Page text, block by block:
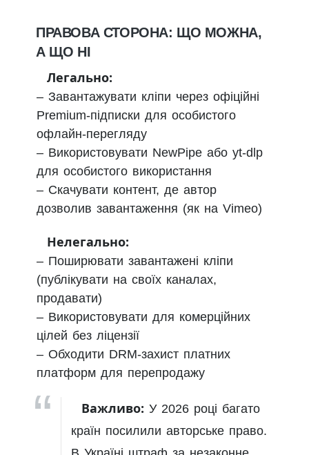
ПРАВОВА СТОРОНА: ЩО МОЖНА,
А ЩО НІ
Легально:
– Завантажувати кліпи через офіційні
Premium-підписки для особистого
офлайн-перегляду
– Використовувати NewPipe або yt-dlp
для особистого використання
– Скачувати контент, де автор
дозволив завантаження (як на Vimeo)
Нелегально:
– Поширювати завантажені кліпи
(публікувати на своїх каналах,
продавати)
– Використовувати для комерційних
цілей без ліцензії
– Обходити DRM-захист платних
платформ для перепродажу
Важливо: У 2026 році багато
країн посилили авторське право.